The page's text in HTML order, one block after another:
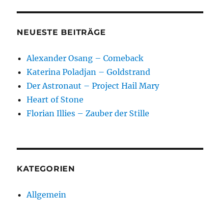
NEUESTE BEITRÄGE
Alexander Osang – Comeback
Katerina Poladjan – Goldstrand
Der Astronaut – Project Hail Mary
Heart of Stone
Florian Illies – Zauber der Stille
KATEGORIEN
Allgemein